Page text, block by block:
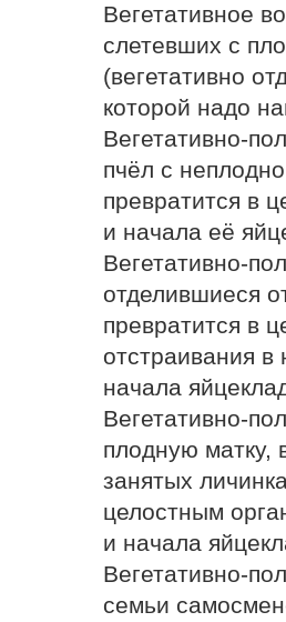
Вегетативное
слетевших с
(вегетативно
которой надо
Вегетативно-
пчёл с
превратится в
и начала её
Вегетативно-
отделившиеся
превратится в
отстраивания
начала
Вегетативно-
плодную матку,
занятых
целостным
и начала
Вегетативно-
семьи